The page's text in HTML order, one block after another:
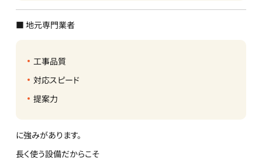
■ 地元専門業者
工事品質
対応スピード
提案力
に強みがあります。
長く使う設備だからこそ